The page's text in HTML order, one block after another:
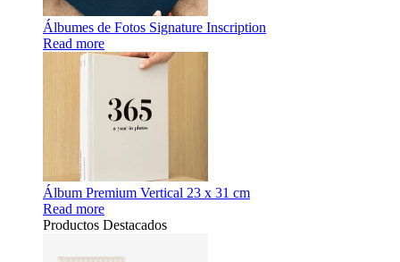
Álbumes de Fotos Signature Inscription
Read more
Álbum Premium Vertical 23 x 31 cm
Read more
Productos Destacados